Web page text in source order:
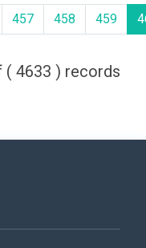
457 458 459
( 4633 ) records